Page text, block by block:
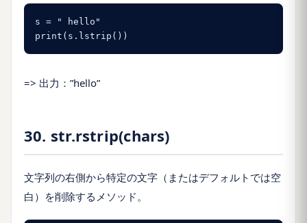
s = " hello"
print(s.lstrip())
=> 出力：”hello”
30. str.rstrip(chars)
文字列の右側から特定の文字（またはデフォルトでは空
白）を削除するメソッド。